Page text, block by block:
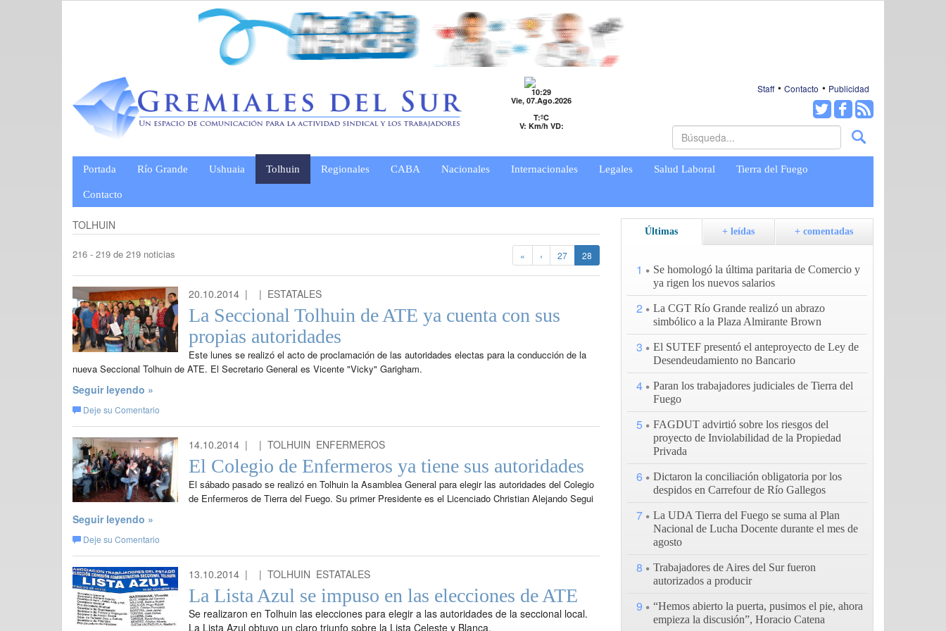
10:29
Vie, 07.Ago.2026
T:ºC
V: Km/h VD:
Staff Contacto Publicidad
Portada Río Grande Ushuaia Tolhuin Regionales CABA Nacionales Internacionales Legales Salud Laboral Tierra del Fuego
Contacto
TOLHUIN
216 - 219 de 219 noticias « ‹ 27 28
20.10.2014 | | ESTATALES
La Seccional Tolhuin de ATE ya cuenta con sus
propias autoridades
Este lunes se realizó el acto de proclamación de las autoridades electas para la conducción de la
nueva Seccional Tolhuin de ATE. El Secretario General es Vicente "Vicky" Garigham.
Seguir leyendo »
Deje su Comentario
14.10.2014 | | TOLHUIN  ENFERMEROS
El Colegio de Enfermeros ya tiene sus autoridades
El sábado pasado se realizó en Tolhuin la Asamblea General para elegir las autoridades del Colegio
de Enfermeros de Tierra del Fuego. Su primer Presidente es el Licenciado Christian Alejando Segui
Seguir leyendo »
Deje su Comentario
13.10.2014 | | TOLHUIN  ESTATALES
La Lista Azul se impuso en las elecciones de ATE
Se realizaron en Tolhuin las elecciones para elegir a las autoridades de la seccional local.
La Lista Azul obtuvo un claro triunfo sobre la Lista Celeste y Blanca.
Últimas + leídas + comentadas
1
Se homologó la última paritaria de Comercio y
ya rigen los nuevos salarios
2
La CGT Río Grande realizó un abrazo
simbólico a la Plaza Almirante Brown
3
El SUTEF presentó el anteproyecto de Ley de
Desendeudamiento no Bancario
4
Paran los trabajadores judiciales de Tierra del
Fuego
5
FAGDUT advirtió sobre los riesgos del
proyecto de Inviolabilidad de la Propiedad
Privada
6
Dictaron la conciliación obligatoria por los
despidos en Carrefour de Río Gallegos
7
La UDA Tierra del Fuego se suma al Plan
Nacional de Lucha Docente durante el mes de
agosto
8
Trabajadores de Aires del Sur fueron
autorizados a producir
9
“Hemos abierto la puerta, pusimos el pie, ahora
empieza la discusión”, Horacio Catena